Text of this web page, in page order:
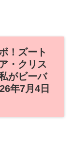
！ズート
・クリス
がビーバ
年7月4日